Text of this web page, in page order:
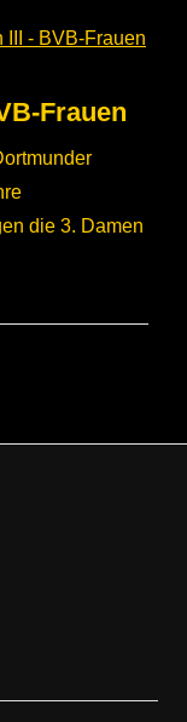
Frauen
die 3. Damen